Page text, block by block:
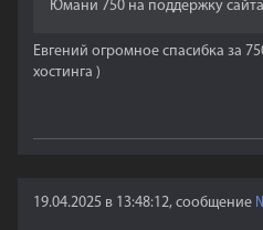
Юмани 750 на поддержку
Евгений огромное спасибка за
хостинга )
19.04.2025 в 13:48:12, сообщение